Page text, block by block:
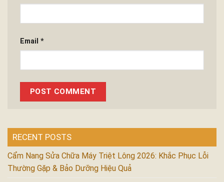
Email *
RECENT POSTS
Cẩm Nang Sửa Chữa Máy Triệt Lông 2026: Khắc Phục Lỗi
Thường Gặp & Bảo Dưỡng Hiệu Quả